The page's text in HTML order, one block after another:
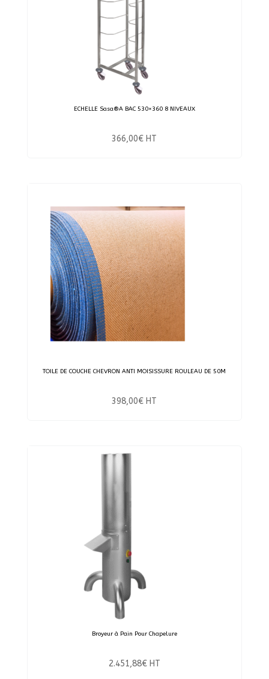
ECHELLE Sasa®A BAC 530×360 8 NIVEAUX
366,00€ HT
TOILE DE COUCHE CHEVRON ANTI MOISISSURE ROULEAU DE 50M
398,00€ HT
Broyeur à Pain Pour Chapelure
2.451,88€ HT